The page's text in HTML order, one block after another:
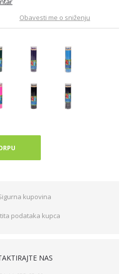
Obavesti me o sniženju
kupovina
podataka kupca
NAS